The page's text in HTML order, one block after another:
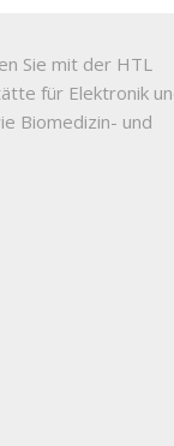
Sie mit der HTL
für Elektronik
Biomedizin- und